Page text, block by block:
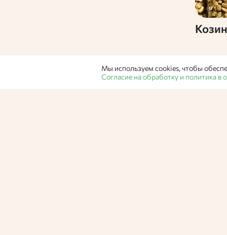
Мы используем cookies, чтобы
Согласие на обработку и политика